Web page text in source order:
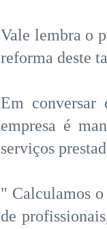
Vale lembra o
reforma deste
Em conversar
empresa é
serviços
" Calculamos
de